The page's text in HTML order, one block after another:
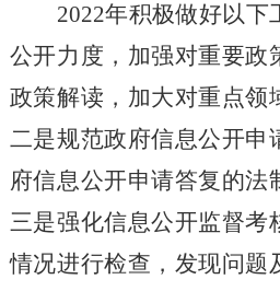
2022年积极做好以下
公开力度，加强对重要政
政策解读，加大对重点领
二是规范政府信息公开申
府信息公开申请答复的法
三是强化信息公开监督考
情况进行检查，发现问题